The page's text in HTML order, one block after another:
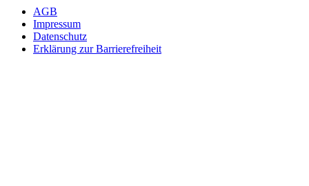
AGB
Impressum
Datenschutz
Erklärung zur Barrierefreiheit